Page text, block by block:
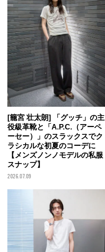
[籠宮 壮太朗] 「グッチ」の主
役級革靴と「A.P.C.（アーペ
ーセー）」のスラックスでク
ラシカルな初夏のコーデに
【メンズノンノモデルの私服
スナップ】
2026.07.09